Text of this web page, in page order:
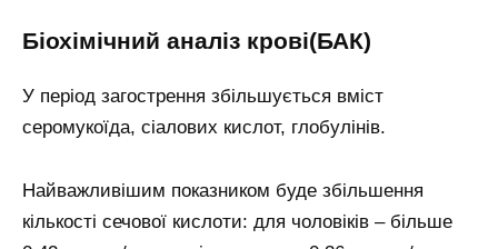
Біохімічний аналіз крові(БАК)
У період загострення збільшується вміст
серомукоїда, сіалових кислот, глобулінів.
Найважливішим показником буде збільшення
кількості сечової кислоти: для чоловіків – більше